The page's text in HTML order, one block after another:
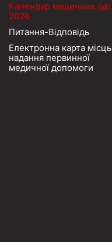
Календар медичних дат
2026
Питання-Відповідь
Електронна карта місць
надання первинної
медичної допомоги